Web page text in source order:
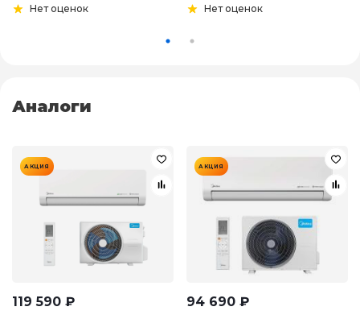
Нет оценок Нет оценок
Аналоги
АКЦИЯ
119 590 ₽
АКЦИЯ
94 690 ₽